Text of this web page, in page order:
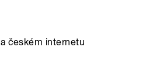
českém internetu